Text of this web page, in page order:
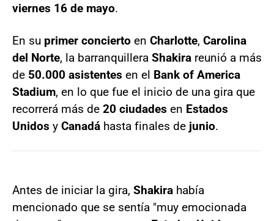
viernes 16 de mayo.
En su primer concierto en Charlotte, Carolina
del Norte, la barranquillera Shakira reunió a más
de 50.000 asistentes en el Bank of America
Stadium, en lo que fue el inicio de una gira que
recorrerá más de 20 ciudades en Estados
Unidos y Canadá hasta finales de junio.
Antes de iniciar la gira, Shakira había
mencionado que se sentía "muy emocionada